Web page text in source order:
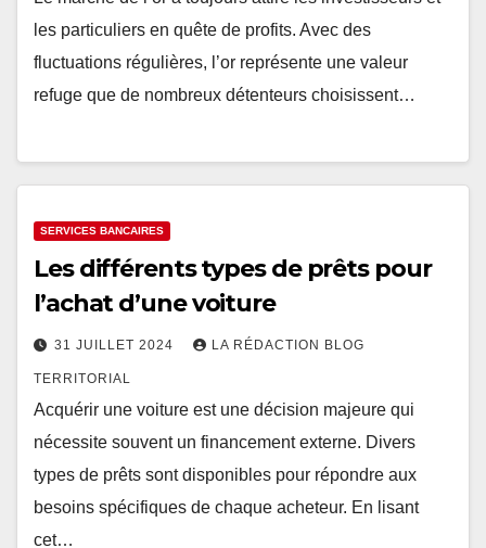
les particuliers en quête de profits. Avec des
fluctuations régulières, l’or représente une valeur
refuge que de nombreux détenteurs choisissent…
SERVICES BANCAIRES
Les différents types de prêts pour
l’achat d’une voiture
31 JUILLET 2024 LA RÉDACTION BLOG
TERRITORIAL
Acquérir une voiture est une décision majeure qui
nécessite souvent un financement externe. Divers
types de prêts sont disponibles pour répondre aux
besoins spécifiques de chaque acheteur. En lisant
cet…